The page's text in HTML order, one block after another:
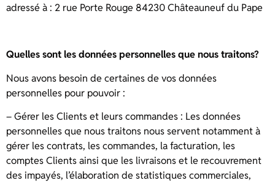
adressé à : 2 rue Porte Rouge 84230 Châteauneuf du Pape
Quelles sont les données personnelles que nous traitons?
Nous avons besoin de certaines de vos données
personnelles pour pouvoir :
– Gérer les Clients et leurs commandes : Les données
personnelles que nous traitons nous servent notamment à
gérer les contrats, les commandes, la facturation, les
comptes Clients ainsi que les livraisons et le recouvrement
des impayés, l’élaboration de statistiques commerciales,